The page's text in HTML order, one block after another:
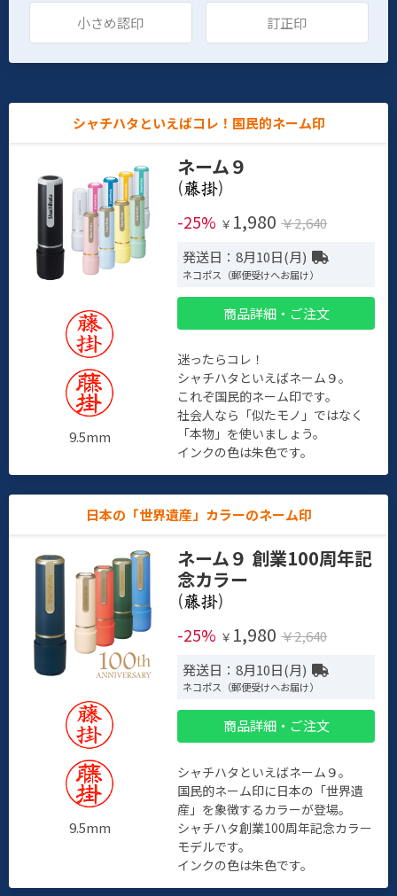
小さめ認印 訂正印
シャチハタといえばコレ！国民的ネーム印
9.5mm
ネーム９
(
)
-25% ￥ 1,980 ￥2,640
発送日：8月10日(月)
ネコポス（郵便受けへお届け）
商品詳細・ご注文
迷ったらコレ！
シャチハタといえばネーム９。
これぞ国民的ネーム印です。
社会人なら「似たモノ」ではなく
「本物」を使いましょう。
インクの色は朱色です。
日本の「世界遺産」カラーのネーム印
9.5mm
ネーム９ 創業100周年記
念カラー
(
)
-25% ￥ 1,980 ￥2,640
発送日：8月10日(月)
ネコポス（郵便受けへお届け）
商品詳細・ご注文
シャチハタといえばネーム９。
国民的ネーム印に日本の「世界遺
産」を象徴するカラーが登場。
シャチハタ創業100周年記念カラー
モデルです。
インクの色は朱色です。